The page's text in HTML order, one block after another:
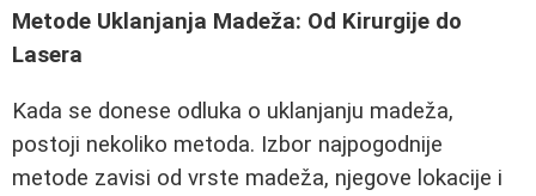
Metode Uklanjanja Madeža: Od Kirurgije do
Lasera
Kada se donese odluka o uklanjanju madeža,
postoji nekoliko metoda. Izbor najpogodnije
metode zavisi od vrste madeža, njegove lokacije i